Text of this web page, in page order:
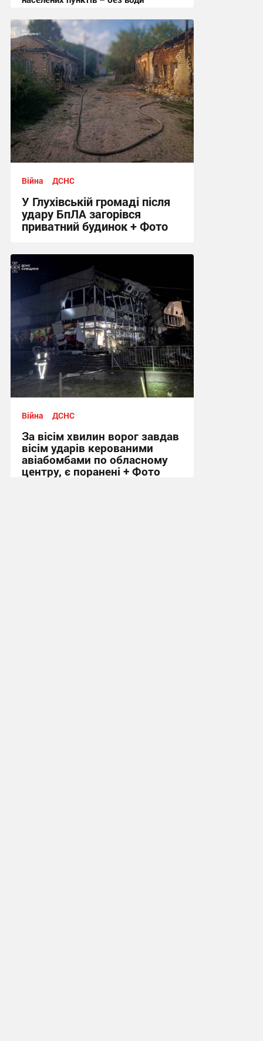
11:19 сьогодні
Війна ДСНС
У Глухівській громаді після
удару БпЛА загорівся
приватний будинок + Фото
11:04 сьогодні
Війна ДСНС
За вісім хвилин ворог завдав
вісім ударів керованими
авіабомбами по обласному
центру, є поранені + Фото